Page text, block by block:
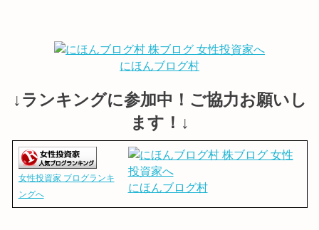
にほんブログ村
↓ランキングに参加中！ご協力お願いし
ます！↓
女性投資家 ブログランキ
ングへ
にほんブログ村